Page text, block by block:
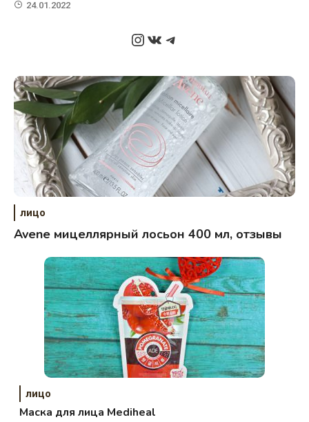
24.01.2022
Instagram
ВКонтакте
Telegram
лицо
Avene мицеллярный лосьон 400 мл, отзывы
лицо
Маска для лица Mediheal